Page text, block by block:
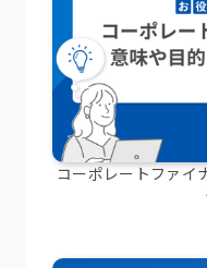
コーポレートファイ